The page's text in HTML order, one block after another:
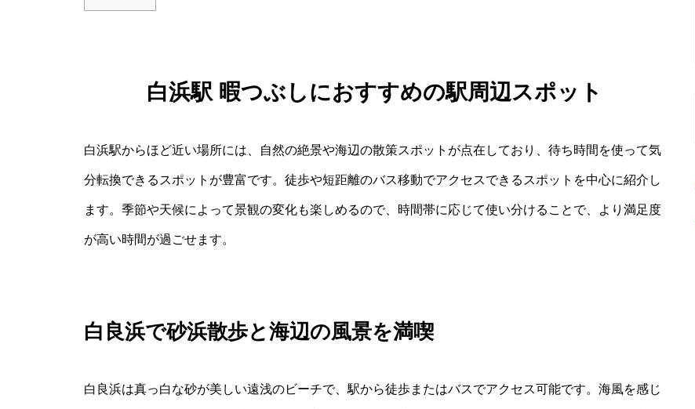
白浜駅 暇つぶしにおすすめの駅周辺スポット
白浜駅からほど近い場所には、自然の絶景や海辺の散策スポットが点在しており、待ち時間を使って気
分転換できるスポットが豊富です。徒歩や短距離のバス移動でアクセスできるスポットを中心に紹介し
ます。季節や天候によって景観の変化も楽しめるので、時間帯に応じて使い分けることで、より満足度
が高い時間が過ごせます。
白良浜で砂浜散歩と海辺の風景を満喫
白良浜は真っ白な砂が美しい遠浅のビーチで、駅から徒歩またはバスでアクセス可能です。海風を感じ